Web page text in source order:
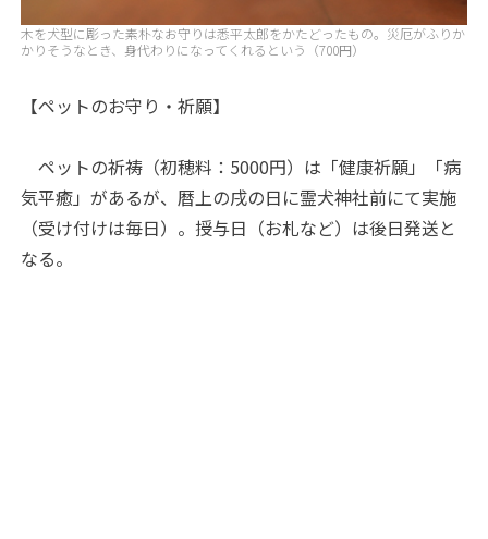
木を犬型に彫った素朴なお守りは悉平太郎をかたどったもの。災厄がふりか
かりそうなとき、身代わりになってくれるという（700円）
【ペットのお守り・祈願】
ペットの祈祷（初穂料：5000円）は「健康祈願」「病
気平癒」があるが、暦上の戌の日に霊犬神社前にて実施
（受け付けは毎日）。授与日（お札など）は後日発送と
なる。